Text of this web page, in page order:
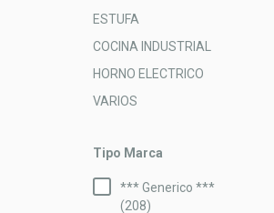
ESTUFA
COCINA INDUSTRIAL
HORNO ELECTRICO
VARIOS
Tipo Marca
*** Generico ***
(208)